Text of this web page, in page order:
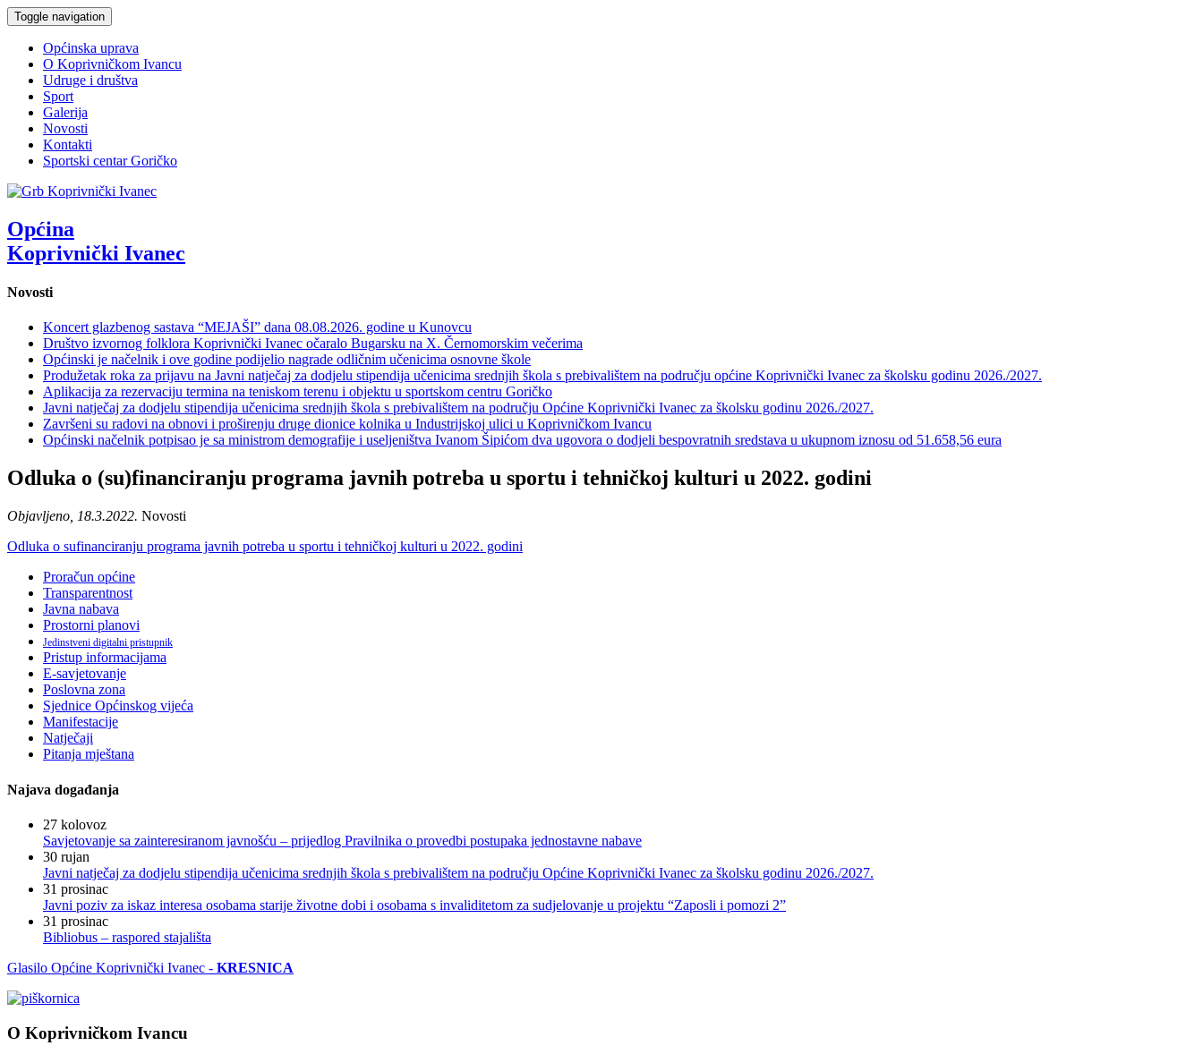
Toggle navigation
Općinska uprava
O Koprivničkom Ivancu
Udruge i društva
Sport
Galerija
Novosti
Kontakti
Sportski centar Goričko
Općina
Koprivnički Ivanec
Novosti
Koncert glazbenog sastava “MEJAŠI” dana 08.08.2026. godine u Kunovcu
Društvo izvornog folklora Koprivnički Ivanec očaralo Bugarsku na X. Černomorskim večerima
Općinski je načelnik i ove godine podijelio nagrade odličnim učenicima osnovne škole
Produžetak roka za prijavu na Javni natječaj za dodjelu stipendija učenicima srednjih škola s prebivalištem na području općine Koprivnički Ivanec za školsku godinu 2026./2027.
Aplikacija za rezervaciju termina na teniskom terenu i objektu u sportskom centru Goričko
Javni natječaj za dodjelu stipendija učenicima srednjih škola s prebivalištem na području Općine Koprivnički Ivanec za školsku godinu 2026./2027.
Završeni su radovi na obnovi i proširenju druge dionice kolnika u Industrijskoj ulici u Koprivničkom Ivancu
Općinski načelnik potpisao je sa ministrom demografije i useljeništva Ivanom Šipićom dva ugovora o dodjeli bespovratnih sredstava u ukupnom iznosu od 51.658,56 eura
Odluka o (su)financiranju programa javnih potreba u sportu i tehničkoj kulturi u 2022. godini
Objavljeno, 18.3.2022. Novosti
Odluka o sufinanciranju programa javnih potreba u sportu i tehničkoj kulturi u 2022. godini
Proračun općine
Transparentnost
Javna nabava
Prostorni planovi
Jedinstveni digitalni pristupnik
Pristup informacijama
E-savjetovanje
Poslovna zona
Sjednice Općinskog vijeća
Manifestacije
Natječaji
Pitanja mještana
Najava događanja
27 kolovoz
Savjetovanje sa zainteresiranom javnošću – prijedlog Pravilnika o provedbi postupaka jednostavne nabave
30 rujan
Javni natječaj za dodjelu stipendija učenicima srednjih škola s prebivalištem na području Općine Koprivnički Ivanec za školsku godinu 2026./2027.
31 prosinac
Javni poziv za iskaz interesa osobama starije životne dobi i osobama s invaliditetom za sudjelovanje u projektu “Zaposli i pomozi 2”
31 prosinac
Bibliobus – raspored stajališta
Glasilo Općine Koprivnički Ivanec - KRESNICA
O Koprivničkom Ivancu